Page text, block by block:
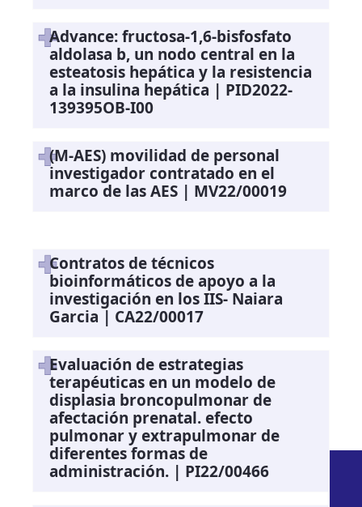
Advance: fructosa-1,6-bisfosfato
aldolasa b, un nodo central en la
esteatosis hepática y la resistencia
a la insulina hepática | PID2022-
139395OB-I00
(M-AES) movilidad de personal
investigador contratado en el
marco de las AES | MV22/00019
Contratos de técnicos
bioinformáticos de apoyo a la
investigación en los IIS- Naiara
Garcia | CA22/00017
Evaluación de estrategias
terapéuticas en un modelo de
displasia broncopulmonar de
afectación prenatal. efecto
pulmonar y extrapulmonar de
diferentes formas de
administración. | PI22/00466